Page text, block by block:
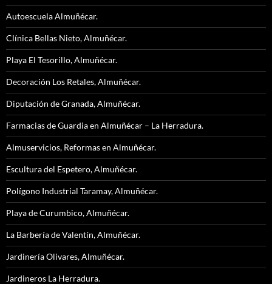
Autoescuela Almuñécar.
Clínica Bellas Nieto, Almuñécar.
Playa El Tesorillo, Almuñécar.
Decoración Los Retales, Almuñécar.
Diputación de Granada, Almuñécar.
Farmacias de Guardia en Almuñécar – La Herradura.
Almuservicios, Reformas en Almuñécar.
Escultura del Espetero, Almuñécar.
Polígono Industrial Taramay, Almuñécar.
Playa de Curumbico, Almuñécar.
La Barbería de Valentín, Almuñécar.
Jardinería Olivares, Almuñécar.
Jardineros La Herradura.